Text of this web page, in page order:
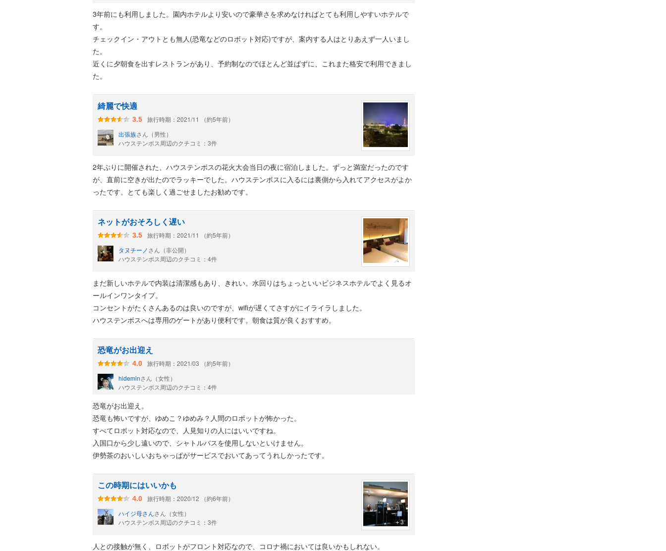
3年前にも利用しました。園内ホテルより安いので豪華さを求めなければとても利用しやすいホテルで
す。
チェックイン・アウトとも無人(恐竜などのロボット対応)ですが、案内する人はとりあえず一人いまし
た。
近くに夕朝食を出すレストランがあり、予約制なのでほとんど並ばずに、これまた格安で利用できまし
た。
綺麗で快適
3.5
旅行時期：2021/11 （約5年前）
出張族さん（男性）
ハウステンボス周辺のクチコミ：3件
2年ぶりに開催された、ハウステンボスの花火大会当日の夜に宿泊しました。ずっと満室だったのです
が、直前に空きが出たのでラッキーでした。ハウステンボスに入るには裏側から入れてアクセスがよか
ったです。とても楽しく過ごせましたお勧めです。
ネットがおそろしく遅い
3.5
旅行時期：2021/11 （約5年前）
タヌチーノさん（非公開）
ハウステンボス周辺のクチコミ：4件
まだ新しいホテルで内装は清潔感もあり、きれい。水回りはちょっといいビジネスホテルでよく見るオ
ールインワンタイプ。
コンセントがたくさんあるのは良いのですが、wifiが遅くてさすがにイライラしました。
ハウステンボスへは専用のゲートがあり便利です。朝食は質が良くおすすめ。
恐竜がお出迎え
4.0
旅行時期：2021/03 （約5年前）
hideminさん（女性）
ハウステンボス周辺のクチコミ：4件
恐竜がお出迎え。
恐竜も怖いですが、ゆめこ？ゆめみ？人間のロボットが怖かった。
すべてロボット対応なので、人見知りの人にはいいですね。
入国口から少し遠いので、シャトルバスを使用しないといけません。
伊勢茶のおいしいおちゃっぱがサービスでおいてあってうれしかったです。
この時期にはいいかも
4.0
旅行時期：2020/12 （約6年前）
ハイジ母さんさん（女性）
ハウステンボス周辺のクチコミ：3件
＋3
人との接触が無く、ロボットがフロント対応なので、コロナ禍においては良いかもしれない。